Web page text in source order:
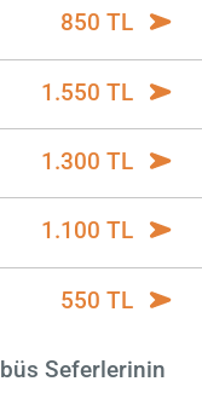
850 TL
1.550 TL
1.300 TL
1.100 TL
550 TL
Seferlerinin